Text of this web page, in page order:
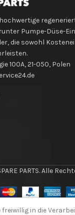
Pumpe-Düse-
die sowohl
100A, 21-050, Polen
PARTS. Alle
freiwillig in die